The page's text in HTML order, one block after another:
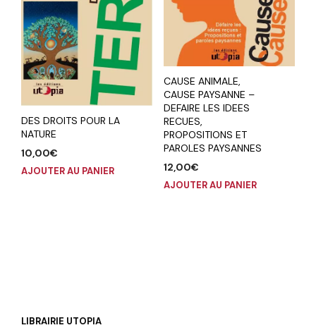
DES DROITS POUR LA
NATURE
10,00€
AJOUTER AU PANIER
CAUSE ANIMALE,
CAUSE PAYSANNE –
DEFAIRE LES IDEES
RECUES,
PROPOSITIONS ET
PAROLES PAYSANNES
12,00€
AJOUTER AU PANIER
LIBRAIRIE UTOPIA